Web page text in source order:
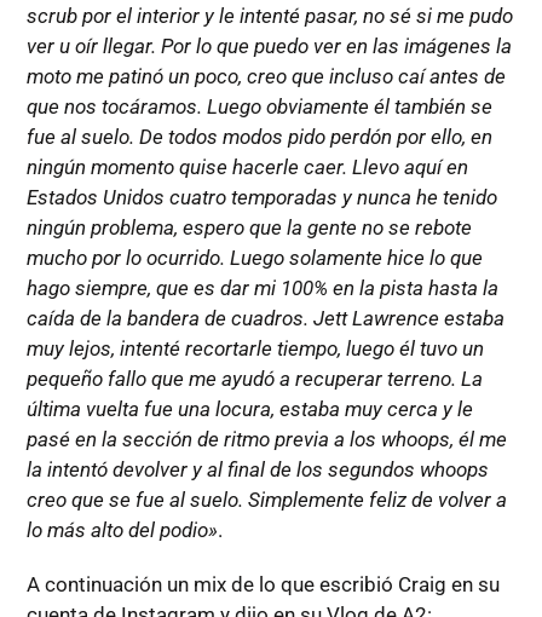
scrub por el interior y le intenté pasar, no sé si me pudo
ver u oír llegar. Por lo que puedo ver en las imágenes la
moto me patinó un poco, creo que incluso caí antes de
que nos tocáramos. Luego obviamente él también se
fue al suelo. De todos modos pido perdón por ello, en
ningún momento quise hacerle caer. Llevo aquí en
Estados Unidos cuatro temporadas y nunca he tenido
ningún problema, espero que la gente no se rebote
mucho por lo ocurrido. Luego solamente hice lo que
hago siempre, que es dar mi 100% en la pista hasta la
caída de la bandera de cuadros. Jett Lawrence estaba
muy lejos, intenté recortarle tiempo, luego él tuvo un
pequeño fallo que me ayudó a recuperar terreno. La
última vuelta fue una locura, estaba muy cerca y le
pasé en la sección de ritmo previa a los whoops, él me
la intentó devolver y al final de los segundos whoops
creo que se fue al suelo. Simplemente feliz de volver a
lo más alto del podio».
A continuación un mix de lo que escribió Craig en su